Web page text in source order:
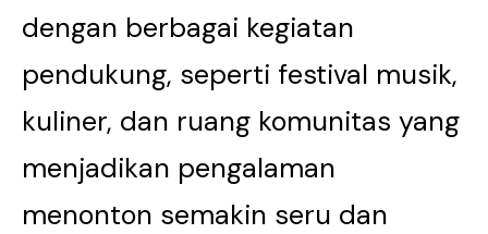
dengan berbagai kegiatan
pendukung, seperti festival musik,
kuliner, dan ruang komunitas yang
menjadikan pengalaman
menonton semakin seru dan